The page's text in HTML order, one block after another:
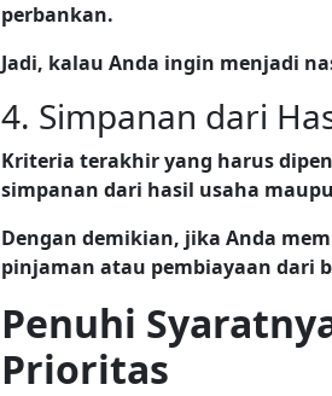
perbankan.
Jadi, kalau Anda ingin menjadi
4. Simpanan dari
Kriteria terakhir yang harus
simpanan dari hasil usaha
Dengan demikian, jika Anda
pinjaman atau pembiayaan dari
Penuhi
Prioritas